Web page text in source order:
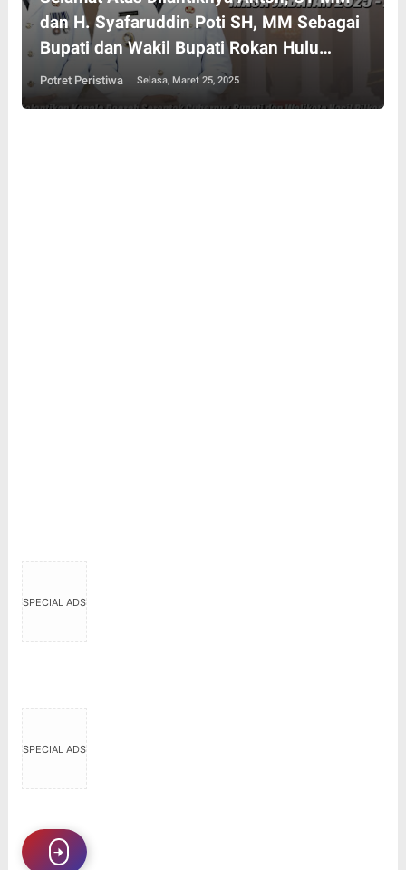
dan H. Syafaruddin Poti SH, MM Sebagai
Bupati dan Wakil Bupati Rokan Hulu
Periode 2025-2030
Potret Peristiwa Selasa, Maret 25, 2025
SPECIAL ADS
SPECIAL ADS